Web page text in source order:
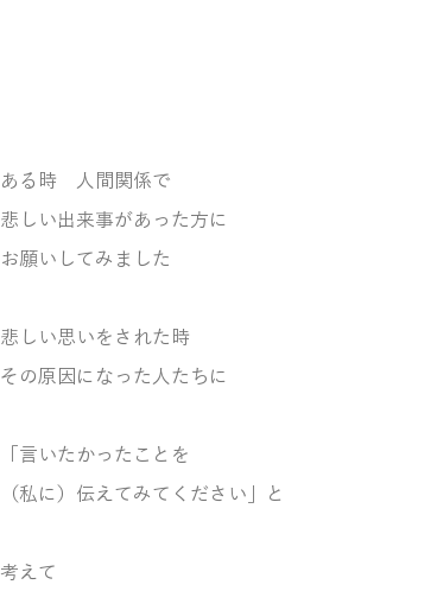
ある時 人間関係で
悲しい出来事があった方に
お願いしてみました
悲しい思いをされた時
その原因になった人たちに
「言いたかったことを
（私に）伝えてみてください」と
考えて